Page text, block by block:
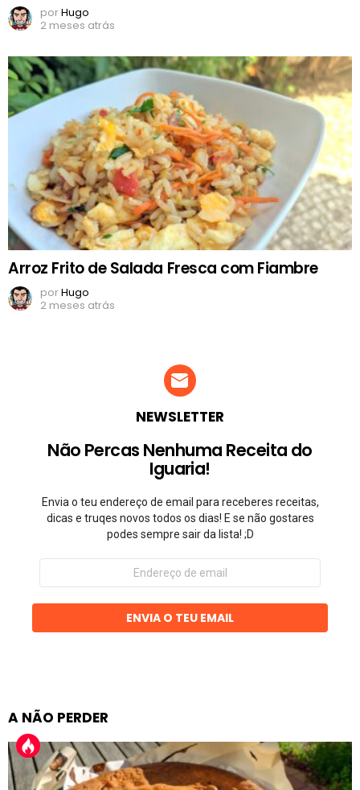
porHugo
2 meses atrás
Arroz Frito de Salada Fresca com Fiambre
porHugo
2 meses atrás
NEWSLETTER
Não Percas Nenhuma Receita do
Iguaria!
Envia o teu endereço de email para receberes receitas,
dicas e truqes novos todos os dias! E se não gostares
podes sempre sair da lista! ;D
Endereço
email
ENVIA O TEU EMAIL
A NÃO PERDER